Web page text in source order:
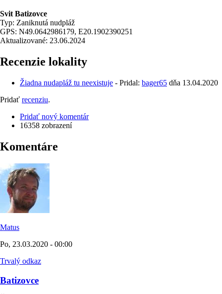
Svit Batizovce
Typ: Zaniknutá nudpláž
GPS: N49.0642986179, E20.1902390251
Aktualizované: 23.06.2024
Recenzie lokality
Žiadna nudapláž tu neexistuje - Pridal: bager65 dňa 13.04.2020
Pridať recenziu.
Pridať nový komentár
16358 zobrazení
Komentáre
Matus
Po, 23.03.2020 - 00:00
Trvalý odkaz
Batizovce